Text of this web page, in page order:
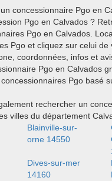
concessionnaire Pgo en
Pgo en Calvados ?
Pgo en Calvados.
Pgo et cliquez sur celui de
coordonnées, infos et
Pgo en Calvados
Pgo basé
rechercher un
villes du département
Blainville-sur-
orne 14550
Dives-sur-mer
14160